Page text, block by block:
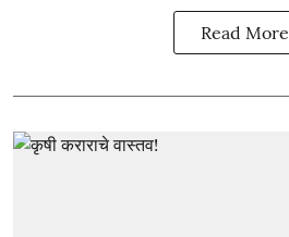
Read More